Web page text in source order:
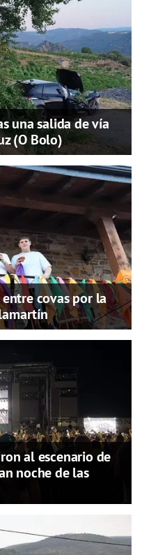
una salida de vía
(O Bolo)
covas por la
al escenario de
noche de las